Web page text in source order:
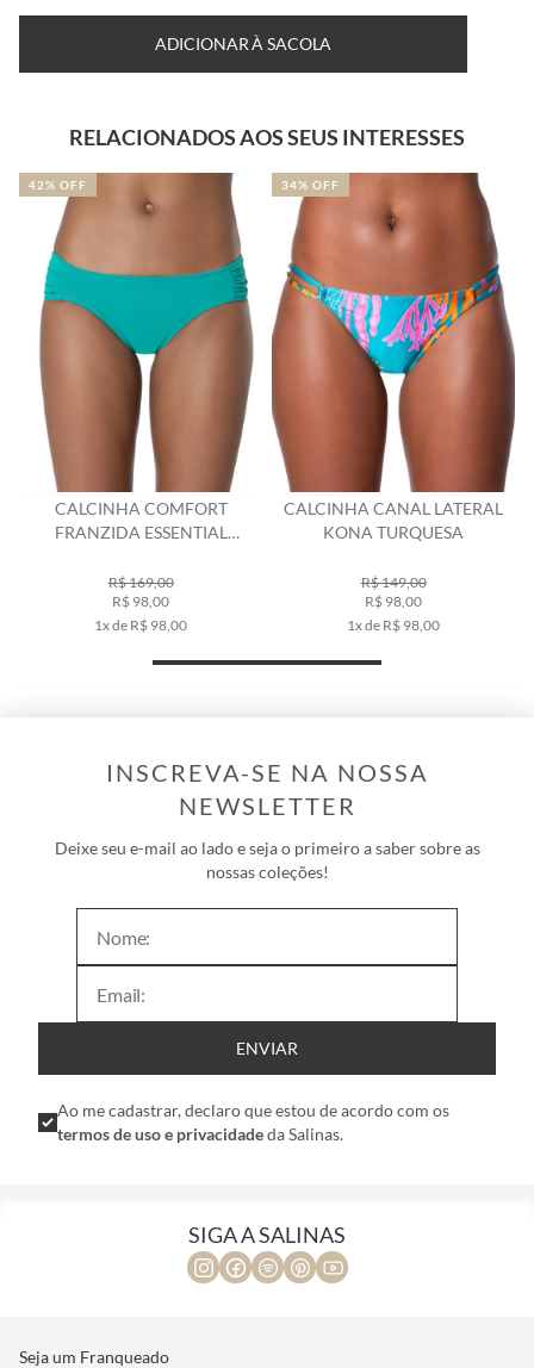
ADICIONAR À SACOLA
RELACIONADOS AOS SEUS INTERESSES
CALCINHA COMFORT
FRANZIDA ESSENTIAL
R$ 169,00
R$ 98,00
1x de R$ 98,00
42% OFF
CALCINHA CANAL LATERAL
KONA TURQUESA
R$ 149,00
R$ 98,00
1x de R$ 98,00
34% OFF
INSCREVA-SE NA NOSSA
NEWSLETTER
Deixe seu e-mail ao lado e seja o primeiro a saber sobre as
nossas coleções!
ENVIAR
Ao me cadastrar, declaro que estou de acordo com os
termos de uso e privacidadeda Salinas.
SIGA A SALINAS
Seja um Franqueado